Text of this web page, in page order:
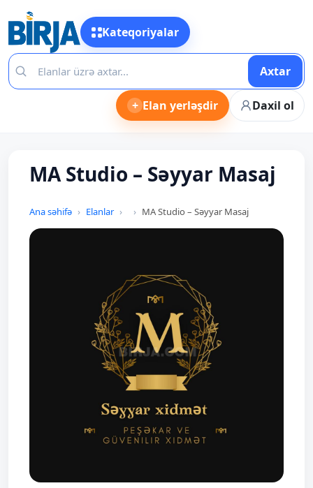
Kateqoriyalar
Axtar
+ Elan yerləşdir Daxil ol
MA Studio – Səyyar Masaj
Ana səhifə Elanlar MA Studio – Səyyar Masaj